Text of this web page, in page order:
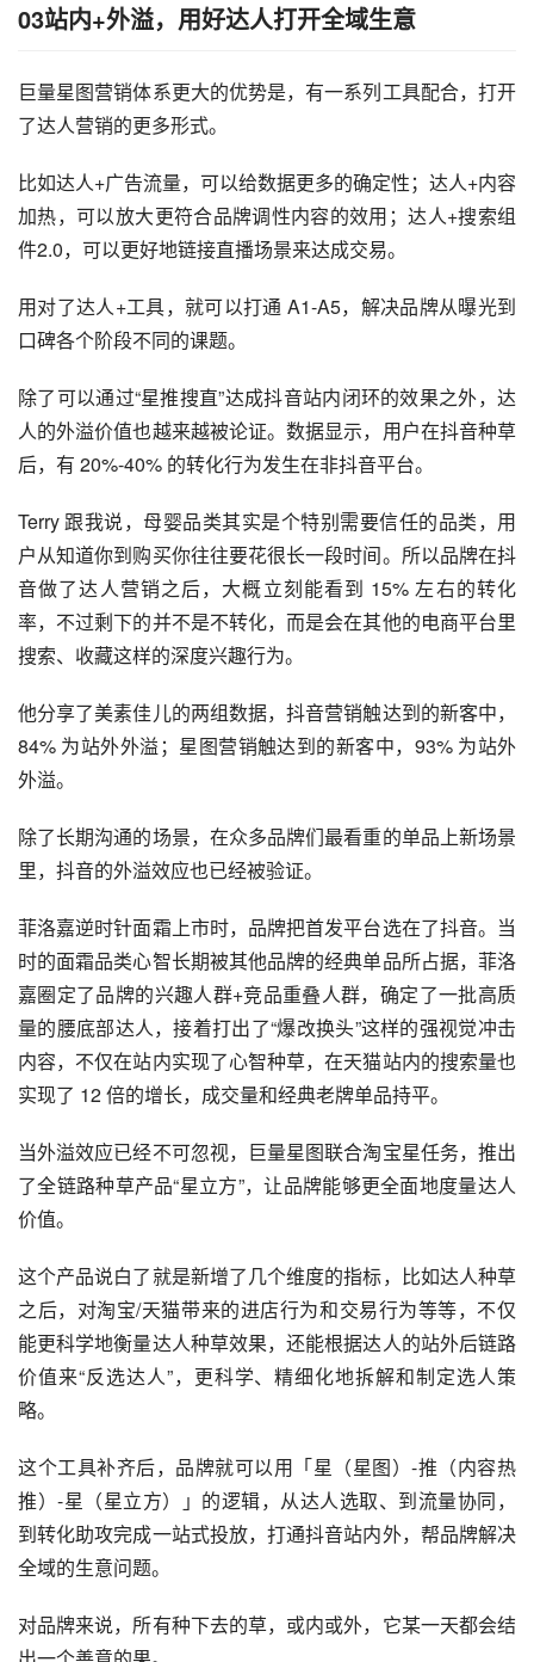
03站内+外溢，用好达人打开全域生意
巨量星图营销体系更大的优势是，有一系列工具配合，打开
了达人营销的更多形式。
比如达人+广告流量，可以给数据更多的确定性；达人+内容
加热，可以放大更符合品牌调性内容的效用；达人+搜索组
件2.0，可以更好地链接直播场景来达成交易。
用对了达人+工具，就可以打通 A1-A5，解决品牌从曝光到
口碑各个阶段不同的课题。
除了可以通过“星推搜直”达成抖音站内闭环的效果之外，达
人的外溢价值也越来越被论证。数据显示，用户在抖音种草
后，有 20%-40% 的转化行为发生在非抖音平台。
Terry 跟我说，母婴品类其实是个特别需要信任的品类，用
户从知道你到购买你往往要花很长一段时间。所以品牌在抖
音做了达人营销之后，大概立刻能看到 15% 左右的转化
率，不过剩下的并不是不转化，而是会在其他的电商平台里
搜索、收藏这样的深度兴趣行为。
他分享了美素佳儿的两组数据，抖音营销触达到的新客中，
84% 为站外外溢；星图营销触达到的新客中，93% 为站外
外溢。
除了长期沟通的场景，在众多品牌们最看重的单品上新场景
里，抖音的外溢效应也已经被验证。
菲洛嘉逆时针面霜上市时，品牌把首发平台选在了抖音。当
时的面霜品类心智长期被其他品牌的经典单品所占据，菲洛
嘉圈定了品牌的兴趣人群+竞品重叠人群，确定了一批高质
量的腰底部达人，接着打出了“爆改换头”这样的强视觉冲击
内容，不仅在站内实现了心智种草，在天猫站内的搜索量也
实现了 12 倍的增长，成交量和经典老牌单品持平。
当外溢效应已经不可忽视，巨量星图联合淘宝星任务，推出
了全链路种草产品“星立方”，让品牌能够更全面地度量达人
价值。
这个产品说白了就是新增了几个维度的指标，比如达人种草
之后，对淘宝/天猫带来的进店行为和交易行为等等，不仅
能更科学地衡量达人种草效果，还能根据达人的站外后链路
价值来“反选达人”，更科学、精细化地拆解和制定选人策
略。
这个工具补齐后，品牌就可以用「星（星图）-推（内容热
推）-星（星立方）」的逻辑，从达人选取、到流量协同，
到转化助攻完成一站式投放，打通抖音站内外，帮品牌解决
全域的生意问题。
对品牌来说，所有种下去的草，或内或外，它某一天都会结